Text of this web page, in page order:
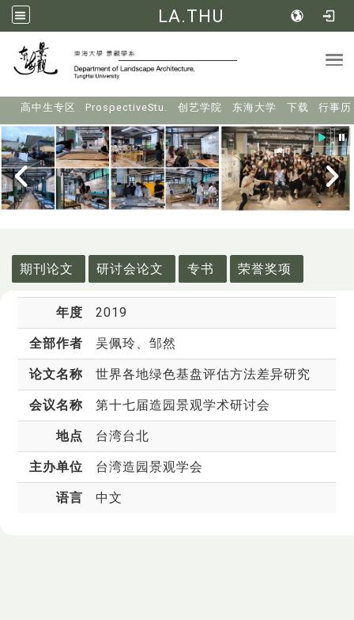
LA.THU
高中生专区 ProspectiveStu. 创艺学院 东海大学 下载 行事历
期刊论文
研讨会论文 专书 荣誉奖项
年度 2019
全部作者 吴佩玲 、邹然
论文名称 世界各地绿色基盘评估方法差异研究
会议名称 第十七届造园景观学术研讨会
地点 台湾台北
主办单位 台湾造园景观学会
语言 中文